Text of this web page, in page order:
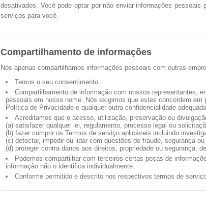
desativados. Você pode optar por não enviar informações
serviços para você.
Compartilhamento de informações
Nós apenas compartilhamos informações pessoais com outras
Temos o seu consentimento
Compartilhamento de informação com nossos representantes,
pessoais em nosso nome. Nós exigimos que estes concordem
Política de Privacidade e qualquer outra confidencialidade
Acreditamos que o acesso, utilização, preservação ou
(a) satisfazer qualquer lei, regulamento, processo legal ou
(b) fazer cumprir os Termos de serviço aplicáveis incluindo
(c) detectar, impedir ou lidar com questões de fraude, segurança
(d) proteger contra danos aos direitos, propriedade ou segurança,
Podemos compartilhar com terceiros certas peças de
informação não o identifica individualmente.
Conforme permitido e descrito nos respectivos termos de